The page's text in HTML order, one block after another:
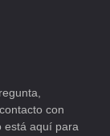
con
está aquí para